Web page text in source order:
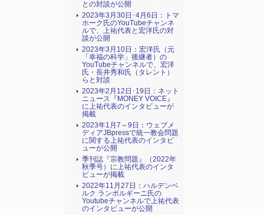
との対談が公開
2023年3月30日･4月6日：トマ
ホーク氏のYouTubeチャンネ
ルで、上祐代表と宏洋氏の対
談が公開
2023年3月10日：宏洋氏（元
「幸福の科学」後継者）の
YouTubeチャンネルで、宏洋
氏・長井秀和氏（タレント）
らと対談
2023年2月12日･19日：ネット
ニュース『MONEY VOICE』
に上祐代表のインタビューが
掲載
2023年1月7～9日：ウェブメ
ディアJBpressで統一教会問題
に関する上祐代表のインタビ
ューが公開
季刊誌『宗教問題』（2022年
秋季号）に上祐代表のインタ
ビューが掲載
2022年11月27日：ハルデンベ
ルク ランボルギーニ氏の
Youtubeチャンネルで上祐代表
のインタビューが公開